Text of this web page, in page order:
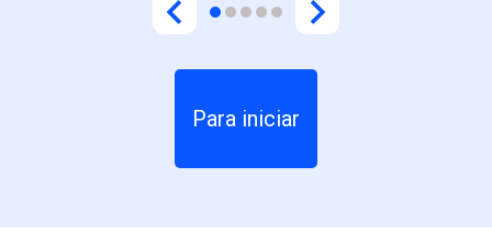
Para iniciar